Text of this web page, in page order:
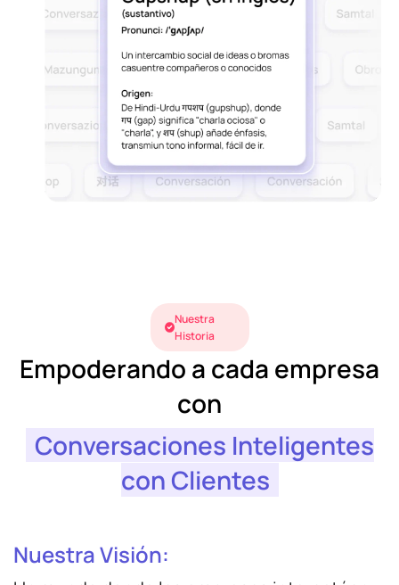
Nuestra
Historia
Empoderando a cada empresa
con
Conversaciones Inteligentes
con Clientes
Nuestra Visión: